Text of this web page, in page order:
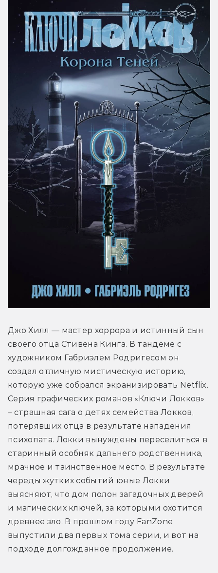
Джо Хилл — мастер хоррора и истинный сын
своего отца Стивена Кинга. В тандеме с
художником Габриэлем Родригесом он
создал отличную мистическую историю,
которую уже собрался экранизировать Netflix.
Серия графических романов «Ключи Локков»
– страшная сага о детях семейства Локков,
потерявших отца в результате нападения
психопата. Локки вынуждены переселиться в
старинный особняк дальнего родственника,
мрачное и таинственное место. В результате
череды жутких событий юные Локки
выясняют, что дом полон загадочных дверей
и магических ключей, за которыми охотится
древнее зло. В прошлом году FanZone
выпустили два первых тома серии, и вот на
подходе долгожданное продолжение.